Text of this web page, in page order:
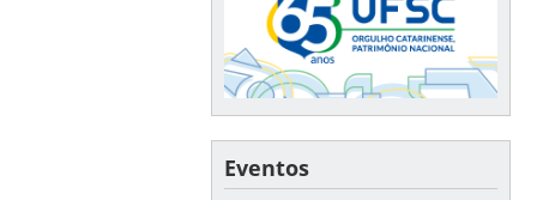
Eventos